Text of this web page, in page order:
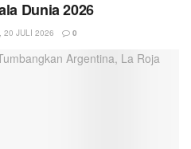
Dunia 2026
20 JULI 2026 0